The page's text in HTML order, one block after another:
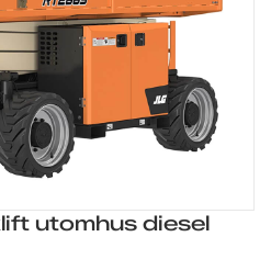
utomhus diesel